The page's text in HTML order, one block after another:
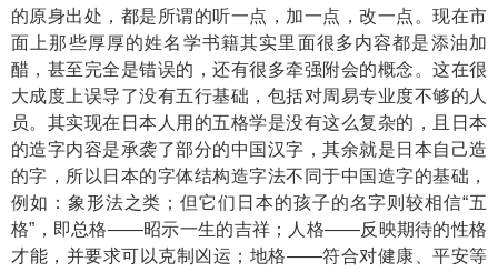
的原身出处，都是所谓的听一点，加一点，改一点。现在市
面上那些厚厚的姓名学书籍其实里面很多内容都是添油加
醋，甚至完全是错误的，还有很多牵强附会的概念。这在很
大成度上误导了没有五行基础，包括对周易专业度不够的人
员。其实现在日本人用的五格学是没有这么复杂的，且日本
的造字内容是承袭了部分的中国汉字，其余就是日本自己造
的字，所以日本的字体结构造字法不同于中国造字的基础，
例如：象形法之类；但它们日本的孩子的名字则较相信“五
格”，即总格——昭示一生的吉祥；人格——反映期待的性格
才能，并要求可以克制凶运；地格——符合对健康、平安等